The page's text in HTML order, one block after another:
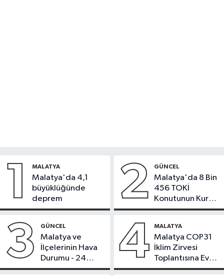
1 MALATYA
Malatya'da 4,1
büyüklüğünde
deprem
2 GÜNCEL
Malatya'da 8 Bin
456 TOKİ
Konutunun Kurası
Bugün Çekiliyor
3 GÜNCEL
Malatya ve
İlçelerinin Hava
Durumu - 24
Temmuz 2026
4 MALATYA
Malatya COP31
İklim Zirvesi
Toplantısına Ev
Sahipliği Yaptı